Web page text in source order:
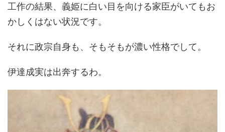
工作の結果、義姫に白い目を向ける家臣がいてもお
かしくはない状況です。
それに政宗自身も、そもそもが濃い性格でして。
伊達成実は出奔するわ。